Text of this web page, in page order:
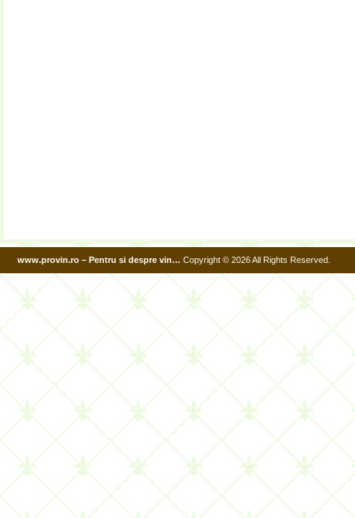
www.provin.ro – Pentru si despre vin… Copyright © 2026 All Rights Reserved.